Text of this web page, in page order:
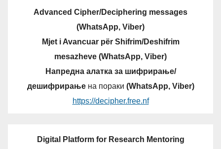
Advanced Cipher/Deciphering messages
(WhatsApp, Viber)
Mjet i Avancuar për Shifrim/Deshifrim
mesazheve (WhatsApp, Viber)
Напредна алатка за шифрирање/
дешифрирањена пораки (WhatsApp, Viber)
https://decipher.free.nf
Digital Platform for Research Mentoring